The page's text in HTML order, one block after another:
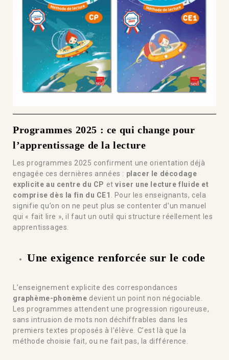
Programmes 2025 : ce qui change pour
l’apprentissage de la lecture
Les programmes 2025 confirment une orientation déjà
engagée ces dernières années : placer le décodage
explicite au centre du CP etviser une lecture fluide et
comprise dès la fin du CE1
. Pour les enseignants, cela
signifie qu’on on ne peut plus se contenter d’un manuel
qui « fait lire », il faut un outil qui structure réellement les
apprentissages.
Une exigence renforcée sur le code
L’enseignement explicite des correspondances
graphème-phonème devient un point non négociable.
Les programmes attendent une progression rigoureuse,
sans intrusion de mots non déchiffrables dans les
premiers textes proposés à l’élève. C’est là que la
méthode choisie fait, ou ne fait pas, la différence.